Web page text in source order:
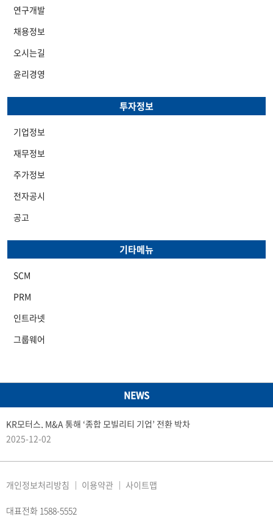
연구개발
채용정보
오시는길
윤리경영
투자정보
기업정보
재무정보
주가정보
전자공시
공고
기타메뉴
SCM
PRM
인트라넷
그룹웨어
NEWS
KR모터스, M&A 통해 ‘종합 모빌리티 기업’ 전환 박차
2025-12-02
개인정보처리방침 이용약관 사이트맵
대표전화 1588-5552